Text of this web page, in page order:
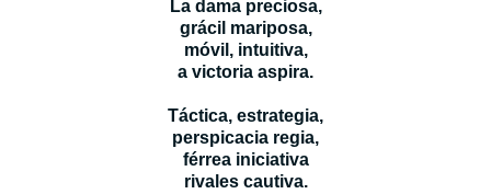
La dama preciosa,
grácil mariposa,
móvil, intuitiva,
a victoria aspira.
Táctica, estrategia,
perspicacia regia,
férrea iniciativa
rivales cautiva.